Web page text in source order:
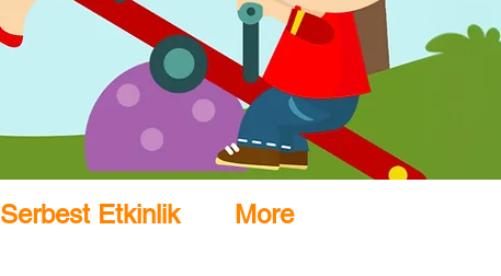
Serbest Etkinlik More